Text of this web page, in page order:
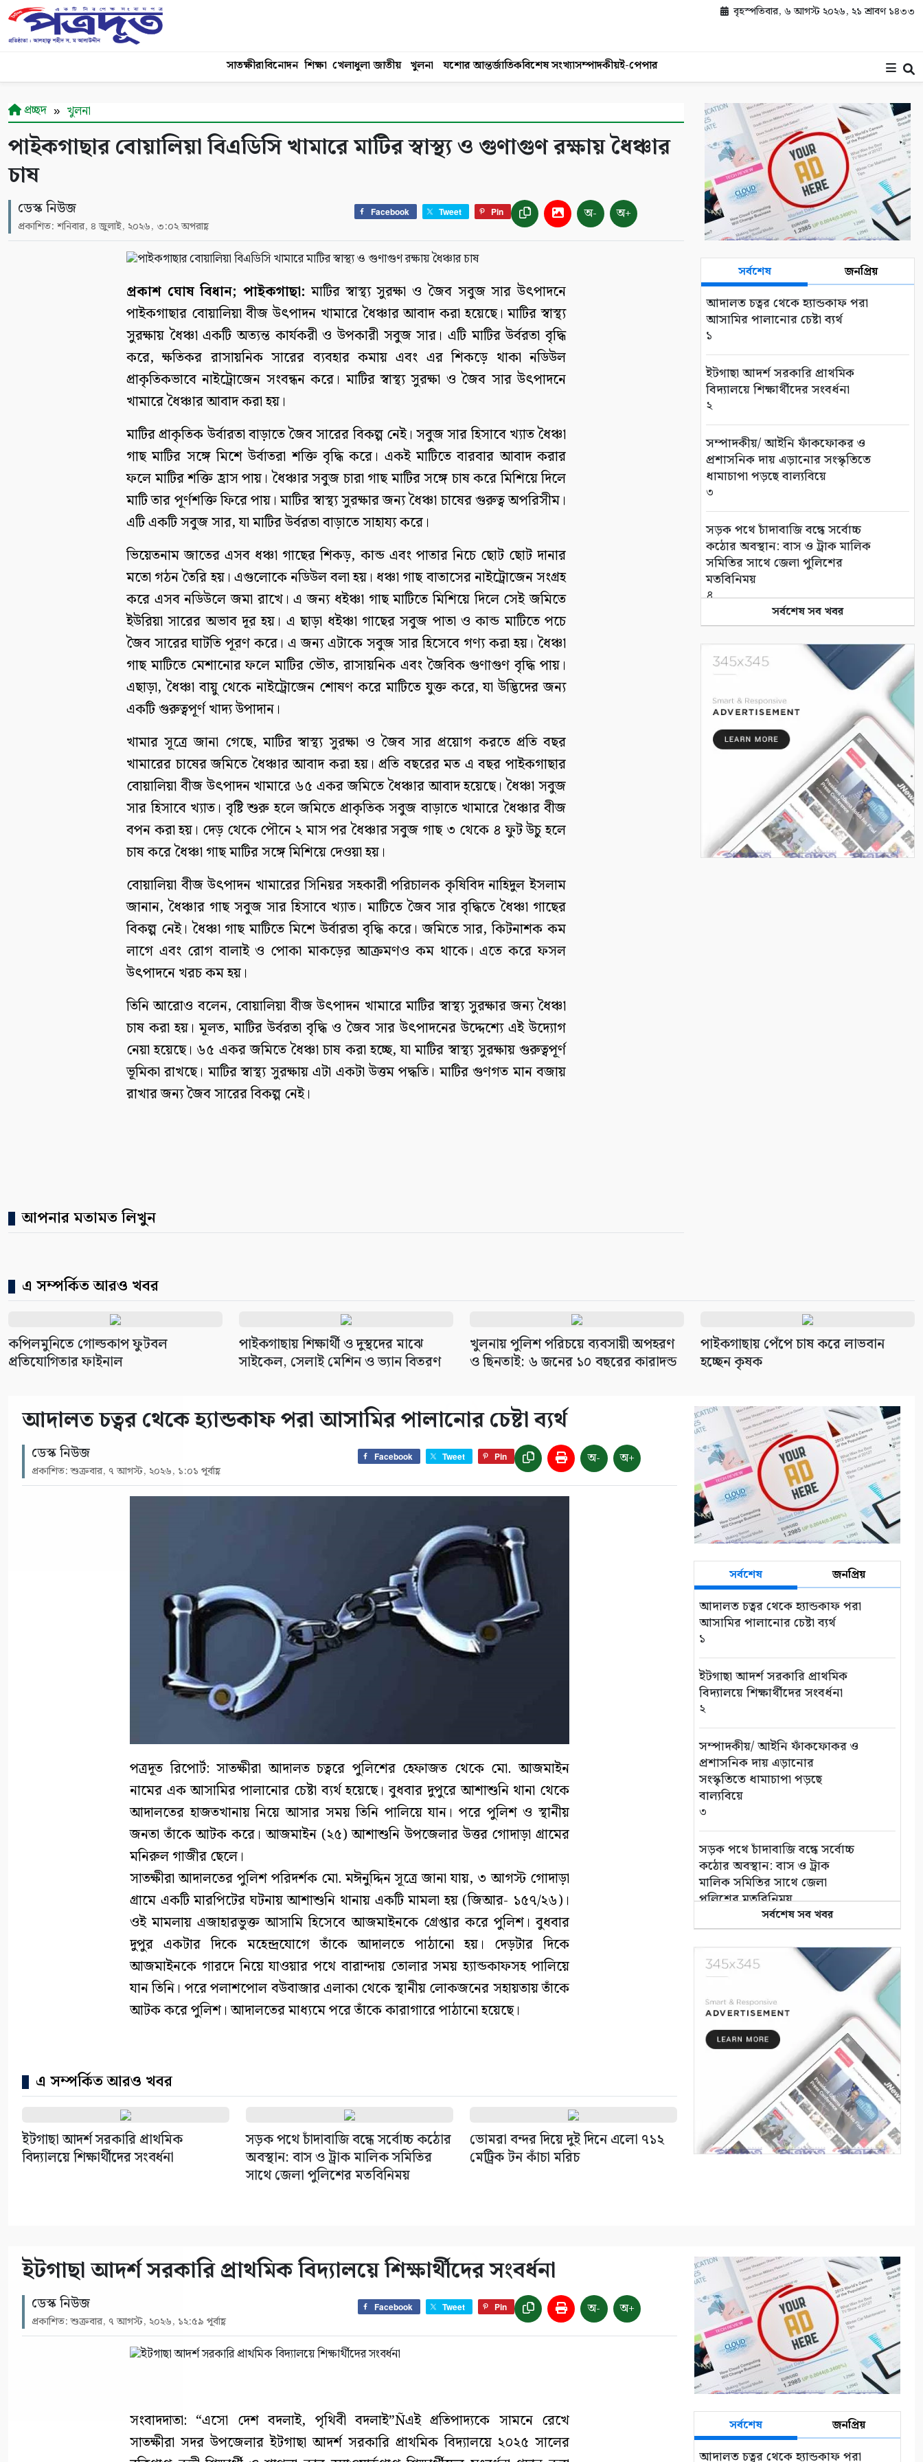
বৃহস্পতিবার, ৬ আগস্ট ২০২৬, ২১ শ্রাবণ ১৪৩৩
সাতক্ষীরাবিনোদন শিক্ষা খেলাধুলা জাতীয় খুলনা যশোর আন্তর্জাতিকবিশেষ সংখ্যাসম্পাদকীয়ই-পেপার
প্রচ্ছদ খুলনা
পাইকগাছার বোয়ালিয়া বিএডিসি খামারে মাটির স্বাস্থ্য ও গুণাগুণ রক্ষায় ধৈঞ্চার
চাষ
ডেস্ক নিউজ
প্রকাশিত: শনিবার, ৪ জুলাই, ২০২৬, ৩:০২ অপরাহ্ণ
Facebook Tweet Pin অ- অ+
প্রকাশ ঘোষ বিধান; পাইকগাছা: মাটির স্বাস্থ্য সুরক্ষা ও জৈব সবুজ সার উৎপাদনে
পাইকগাছার বোয়ালিয়া বীজ উৎপাদন খামারে ধৈঞ্চার আবাদ করা হয়েছে। মাটির স্বাস্থ্য
সুরক্ষায় ধৈঞ্চা একটি অত্যন্ত কার্যকরী ও উপকারী সবুজ সার। এটি মাটির উর্বরতা বৃদ্ধি
করে, ক্ষতিকর রাসায়নিক সারের ব্যবহার কমায় এবং এর শিকড়ে থাকা নডিউল
প্রাকৃতিকভাবে নাইট্রোজেন সংবন্ধন করে। মাটির স্বাস্থ্য সুরক্ষা ও জৈব সার উৎপাদনে
খামারে ধৈঞ্চার আবাদ করা হয়।
মাটির প্রাকৃতিক উর্বারতা বাড়াতে জৈব সারের বিকল্প নেই। সবুজ সার হিসাবে খ্যাত ধৈঞ্চা
গাছ মাটির সঙ্গে মিশে উর্বাতরা শক্তি বৃদ্ধি করে। একই মাটিতে বারবার আবাদ করার
ফলে মাটির শক্তি হ্রাস পায়। ধৈঞ্চার সবুজ চারা গাছ মাটির সঙ্গে চাষ করে মিশিয়ে দিলে
মাটি তার পূর্ণশক্তি ফিরে পায়। মাটির স্বাস্থ্য সুরক্ষার জন্য ধৈঞ্চা চাষের গুরুত্ব অপরিসীম।
এটি একটি সবুজ সার, যা মাটির উর্বরতা বাড়াতে সাহায্য করে।
ভিয়েতনাম জাতের এসব ধঞ্চা গাছের শিকড়, কান্ড এবং পাতার নিচে ছোট ছোট দানার
মতো গঠন তৈরি হয়। এগুলোকে নডিউল বলা হয়। ধঞ্চা গাছ বাতাসের নাইট্রোজেন সংগ্রহ
করে এসব নডিউলে জমা রাখে। এ জন্য ধইঞ্চা গাছ মাটিতে মিশিয়ে দিলে সেই জমিতে
ইউরিয়া সারের অভাব দূর হয়। এ ছাড়া ধইঞ্চা গাছের সবুজ পাতা ও কান্ড মাটিতে পচে
জৈব সারের ঘাটতি পূরণ করে। এ জন্য এটাকে সবুজ সার হিসেবে গণ্য করা হয়। ধৈঞ্চা
গাছ মাটিতে মেশানোর ফলে মাটির ভৌত, রাসায়নিক এবং জৈবিক গুণাগুণ বৃদ্ধি পায়।
এছাড়া, ধৈঞ্চা বায়ু থেকে নাইট্রোজেন শোষণ করে মাটিতে যুক্ত করে, যা উদ্ভিদের জন্য
একটি গুরুত্বপূর্ণ খাদ্য উপাদান।
খামার সূত্রে জানা গেছে, মাটির স্বাস্থ্য সুরক্ষা ও জৈব সার প্রয়োগ করতে প্রতি বছর
খামারের চাষের জমিতে ধৈঞ্চার আবাদ করা হয়। প্রতি বছরের মত এ বছর পাইকগাছার
বোয়ালিয়া বীজ উৎপাদন খামারে ৬৫ একর জমিতে ধৈঞ্চার আবাদ হয়েছে। ধৈঞ্চা সবুজ
সার হিসাবে খ্যাত। বৃষ্টি শুরু হলে জমিতে প্রাকৃতিক সবুজ বাড়াতে খামারে ধৈঞ্চার বীজ
বপন করা হয়। দেড় থেকে পৌনে ২ মাস পর ধৈঞ্চার সবুজ গাছ ৩ থেকে ৪ ফুট উচু হলে
চাষ করে ধৈঞ্চা গাছ মাটির সঙ্গে মিশিয়ে দেওয়া হয়।
বোয়ালিয়া বীজ উৎপাদন খামারের সিনিয়র সহকারী পরিচালক কৃষিবিদ নাহিদুল ইসলাম
জানান, ধৈঞ্চার গাছ সবুজ সার হিসাবে খ্যাত। মাটিতে জৈব সার বৃদ্ধিতে ধৈঞ্চা গাছের
বিকল্প নেই। ধৈঞ্চা গাছ মাটিতে মিশে উর্বারতা বৃদ্ধি করে। জমিতে সার, কিটনাশক কম
লাগে এবং রোগ বালাই ও পোকা মাকড়ের আক্রমণও কম থাকে। এতে করে ফসল
উৎপাদনে খরচ কম হয়।
তিনি আরোও বলেন, বোয়ালিয়া বীজ উৎপাদন খামারে মাটির স্বাস্থ্য সুরক্ষার জন্য ধৈঞ্চা
চাষ করা হয়। মূলত, মাটির উর্বরতা বৃদ্ধি ও জৈব সার উৎপাদনের উদ্দেশ্যে এই উদ্যোগ
নেয়া হয়েছে। ৬৫ একর জমিতে ধৈঞ্চা চাষ করা হচ্ছে, যা মাটির স্বাস্থ্য সুরক্ষায় গুরুত্বপূর্ণ
ভূমিকা রাখছে। মাটির স্বাস্থ্য সুরক্ষায় এটা একটা উত্তম পদ্ধতি। মাটির গুণগত মান বজায়
রাখার জন্য জৈব সারের বিকল্প নেই।
আপনার মতামত লিখুন
সর্বশেষ জনপ্রিয়
আদালত চত্বর থেকে হ্যান্ডকাফ পরা
আসামির পালানোর চেষ্টা ব্যর্থ
১
ইটগাছা আদর্শ সরকারি প্রাথমিক
বিদ্যালয়ে শিক্ষার্থীদের সংবর্ধনা
২
সম্পাদকীয়/ আইনি ফাঁকফোকর ও
প্রশাসনিক দায় এড়ানোর সংস্কৃতিতে
ধামাচাপা পড়ছে বাল্যবিয়ে
৩
সড়ক পথে চাঁদাবাজি বন্ধে সর্বোচ্চ
কঠোর অবস্থান: বাস ও ট্রাক মালিক
সমিতির সাথে জেলা পুলিশের
মতবিনিময়
৪
আত্মসাতের চেষ্টা, এলাকাবাসীর
বাধার মুখে পন্ড
আশাশুনিতে পৃথক অভিযানে ৩
আসামি গ্রেপ্তার
ভোমরা বন্দর দিয়ে দুই দিনে এলো
৭১২ মেট্রিক টন কাঁচা মরিচ
৭ আগস্ট: ন্যাশনাল লাইটহাউস ডে-
সর্বশেষ সব খবর
এ সম্পর্কিত আরও খবর
কপিলমুনিতে গোল্ডকাপ ফুটবল
প্রতিযোগিতার ফাইনাল
পাইকগাছায় শিক্ষার্থী ও দুস্থদের মাঝে
সাইকেল, সেলাই মেশিন ও ভ্যান বিতরণ
খুলনায় পুলিশ পরিচয়ে ব্যবসায়ী অপহরণ
ও ছিনতাই: ৬ জনের ১০ বছরের কারাদন্ড
পাইকগাছায় পেঁপে চাষ করে লাভবান
হচ্ছেন কৃষক
আদালত চত্বর থেকে হ্যান্ডকাফ পরা আসামির পালানোর চেষ্টা ব্যর্থ
ডেস্ক নিউজ
প্রকাশিত: শুক্রবার, ৭ আগস্ট, ২০২৬, ১:০১ পূর্বাহ্ণ
Facebook Tweet Pin অ- অ+
পত্রদূত রিপোর্ট: সাতক্ষীরা আদালত চত্বরে পুলিশের হেফাজত থেকে মো. আজমাইন
নামের এক আসামির পালানোর চেষ্টা ব্যর্থ হয়েছে। বুধবার দুপুরে আশাশুনি থানা থেকে
আদালতের হাজতখানায় নিয়ে আসার সময় তিনি পালিয়ে যান। পরে পুলিশ ও স্থানীয়
জনতা তাঁকে আটক করে। আজমাইন (২৫) আশাশুনি উপজেলার উত্তর গোদাড়া গ্রামের
মনিরুল গাজীর ছেলে।
সাতক্ষীরা আদালতের পুলিশ পরিদর্শক মো. মঈনুদ্দিন সূত্রে জানা যায়, ৩ আগস্ট গোদাড়া
গ্রামে একটি মারপিটের ঘটনায় আশাশুনি থানায় একটি মামলা হয় (জিআর- ১৫৭/২৬)।
ওই মামলায় এজাহারভুক্ত আসামি হিসেবে আজমাইনকে গ্রেপ্তার করে পুলিশ। বুধবার
দুপুর একটার দিকে মহেন্দ্রযোগে তাঁকে আদালতে পাঠানো হয়। দেড়টার দিকে
আজমাইনকে গারদে নিয়ে যাওয়ার পথে বারান্দায় তোলার সময় হ্যান্ডকাফসহ পালিয়ে
যান তিনি। পরে পলাশপোল বউবাজার এলাকা থেকে স্থানীয় লোকজনের সহায়তায় তাঁকে
আটক করে পুলিশ। আদালতের মাধ্যমে পরে তাঁকে কারাগারে পাঠানো হয়েছে।
এ সম্পর্কিত আরও খবর
ইটগাছা আদর্শ সরকারি প্রাথমিক
বিদ্যালয়ে শিক্ষার্থীদের সংবর্ধনা
সড়ক পথে চাঁদাবাজি বন্ধে সর্বোচ্চ কঠোর
অবস্থান: বাস ও ট্রাক মালিক সমিতির
সাথে জেলা পুলিশের মতবিনিময়
ভোমরা বন্দর দিয়ে দুই দিনে এলো ৭১২
মেট্রিক টন কাঁচা মরিচ
সর্বশেষ জনপ্রিয়
আদালত চত্বর থেকে হ্যান্ডকাফ পরা
আসামির পালানোর চেষ্টা ব্যর্থ
১
ইটগাছা আদর্শ সরকারি প্রাথমিক
বিদ্যালয়ে শিক্ষার্থীদের সংবর্ধনা
২
সম্পাদকীয়/ আইনি ফাঁকফোকর ও
প্রশাসনিক দায় এড়ানোর
সংস্কৃতিতে ধামাচাপা পড়ছে
বাল্যবিয়ে
৩
সড়ক পথে চাঁদাবাজি বন্ধে সর্বোচ্চ
কঠোর অবস্থান: বাস ও ট্রাক
মালিক সমিতির সাথে জেলা
পুলিশের মতবিনিময়
কলারোয়ার জয়নগরে সরকারি গাছ
আত্মসাতের চেষ্টা, এলাকাবাসীর
৫
আশাশুনিতে পৃথক অভিযানে ৩
আসামি গ্রেপ্তার
ভোমরা বন্দর দিয়ে দুই দিনে এলো
৭১২ মেট্রিক টন কাঁচা মরিচ
৭
জলবায়ু সহনশীলতা বিষয়ক প্রকল্প
সভা
৯
শ্যামনগরে দুস্থ ও প্রতিবন্ধীদের
মাঝে অনুদানের চেক বিতরণ
১০
সর্বশেষ সব খবর
ইটগাছা আদর্শ সরকারি প্রাথমিক বিদ্যালয়ে শিক্ষার্থীদের সংবর্ধনা
ডেস্ক নিউজ
প্রকাশিত: শুক্রবার, ৭ আগস্ট, ২০২৬, ১২:৫৯ পূর্বাহ্ণ
Facebook Tweet Pin অ- অ+
সংবাদদাতা: “এসো দেশ বদলাই, পৃথিবী বদলাই”Ñএই প্রতিপাদ্যকে সামনে রেখে
সাতক্ষীরা সদর উপজেলার ইটগাছা আদর্শ সরকারি প্রাথমিক বিদ্যালয়ে ২০২৫ সালের
সর্বশেষ জনপ্রিয়
আদালত চত্বর থেকে হ্যান্ডকাফ পরা